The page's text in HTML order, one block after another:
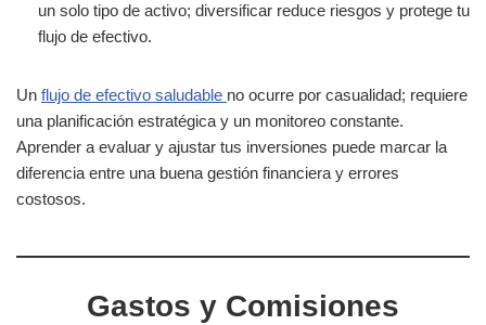
un solo tipo de activo; diversificar reduce riesgos y protege tu
flujo de efectivo.
Un flujo de efectivo saludable no ocurre por casualidad; requiere
una planificación estratégica y un monitoreo constante.
Aprender a evaluar y ajustar tus inversiones puede marcar la
diferencia entre una buena gestión financiera y errores
costosos.
Gastos y Comisiones